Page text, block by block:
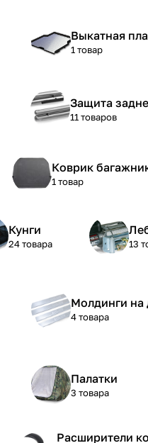
Выкатная
1 товар
Защита
11 товаров
Коврик
1 товар
Кунги
24 товара 13
Молдинги на
4 товара
Палатки
3 товара
Расширители